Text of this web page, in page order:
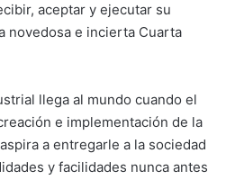
aceptar y ejecutar su
novedosa e incierta Cuarta
llega al mundo cuando el
e implementación de la
a entregarle a la sociedad
y facilidades nunca antes